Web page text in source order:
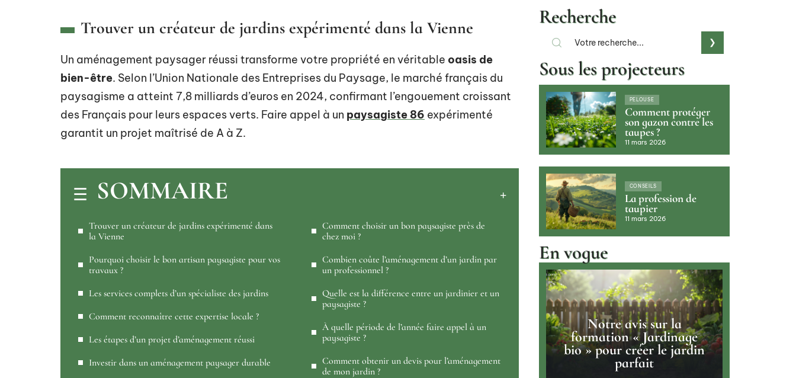
Trouver un créateur de jardins expérimenté dans la Vienne
Un aménagement paysager réussi transforme votre propriété en véritable oasis de
bien-être. Selon l’Union Nationale des Entreprises du Paysage, le marché français du
paysagisme a atteint 7,8 milliards d’euros en 2024, confirmant l’engouement croissant
des Français pour leurs espaces verts. Faire appel à un paysagiste 86 expérimenté
garantit un projet maîtrisé de A à Z.
SOMMAIRE
Trouver un créateur de jardins expérimenté dans
la Vienne
Pourquoi choisir le bon artisan paysagiste pour vos
travaux ?
Les services complets d’un spécialiste des jardins
Comment reconnaître cette expertise locale ?
Les étapes d’un projet d’aménagement réussi
Investir dans un aménagement paysager durable
Comment choisir un bon paysagiste près de
chez moi ?
Combien coûte l’aménagement d’un jardin par
un professionnel ?
Quelle est la différence entre un jardinier et un
paysagiste ?
À quelle période de l’année faire appel à un
paysagiste ?
Comment obtenir un devis pour l’aménagement
de mon jardin ?
Recherche
Sous les projecteurs
PELOUSE
Comment protéger
son gazon contre les
taupes ?
11 mars 2026
CONSEILS
La profession de
taupier
11 mars 2026
En vogue
Notre avis sur la
formation « Jardinage
bio » pour créer le jardin
parfait